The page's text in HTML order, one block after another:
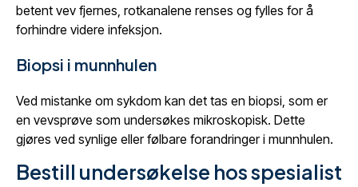
betent vev fjernes, rotkanalene renses og fylles for å
forhindre videre infeksjon.
Biopsi i munnhulen
Ved mistanke om sykdom kan det tas en biopsi, som er
en vevsprøve som undersøkes mikroskopisk. Dette
gjøres ved synlige eller følbare forandringer i munnhulen.
Bestill undersøkelse hos spesialist